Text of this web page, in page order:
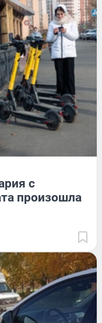
с
произошла